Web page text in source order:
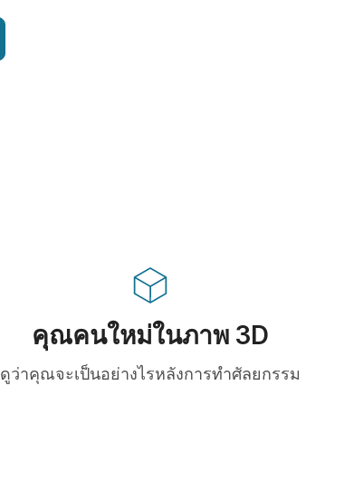
คุณคนใหม่ในภาพ 3D
ดูว่าคุณจะเป็นอย่างไรหลังการทำศัลยกรรม